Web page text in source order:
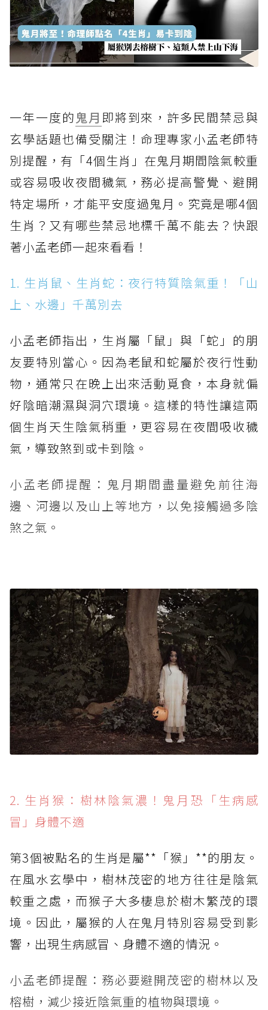
一年一度的 鬼月 即將到來，許多民間禁忌與
玄學話題也備受關注！命理專家小孟老師特
別提醒，有「4個生肖」在鬼月期間陰氣較重
或容易吸收夜間穢氣，務必提高警覺、避開
特定場所，才能平安度過鬼月。究竟是哪4個
生肖？又有哪些禁忌地標千萬不能去？快跟
著小孟老師一起來看看！
1. 生肖鼠、生肖蛇：夜行特質陰氣重！「山
上、水邊」千萬別去
小孟老師指出，生肖屬「鼠」與「蛇」的朋
友要特別當心。因為老鼠和蛇屬於夜行性動
物，通常只在晚上出來活動覓食，本身就偏
好陰暗潮濕與洞穴環境。這樣的特性讓這兩
個生肖天生陰氣稍重，更容易在夜間吸收穢
氣，導致煞到或卡到陰。
小孟老師提醒：鬼月期間盡量避免前往海
邊、河邊以及山上等地方，以免接觸過多陰
煞之氣。
2. 生肖猴：樹林陰氣濃！鬼月恐「生病感
冒」身體不適
第3個被點名的生肖是屬**「猴」**的朋友。
在風水玄學中，樹林茂密的地方往往是陰氣
較重之處，而猴子大多棲息於樹木繁茂的環
境。因此，屬猴的人在鬼月特別容易受到影
響，出現生病感冒、身體不適的情況。
小孟老師提醒：務必要避開茂密的樹林以及
榕樹，減少接近陰氣重的植物與環境。